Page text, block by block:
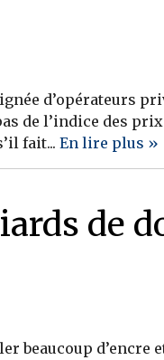
d’opérateurs
de l’indice des
fait... En lire plus »
de
beaucoup d’encre